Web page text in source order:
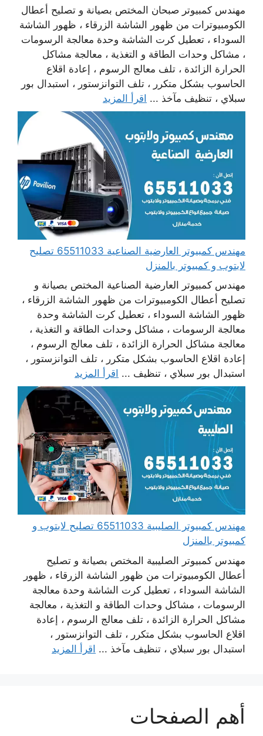
مهندس كمبيوتر صبحان المختص بصيانة و تصليح أعطال
الكومبيوترات من ظهور الشاشة الزرقاء ، ظهور الشاشة
السوداء ، تعطيل كرت الشاشة وحدة معالجة الرسومات
، مشاكل وحدات الطاقة و التغذية ، معالجة مشاكل
الحرارة الزائدة ، تلف معالج الرسوم ، إعادة اقلاع
الحاسوب بشكل متكرر ، تلف التوانزستور ، استبدال بور
سبلاي ، تنظيف مآخذ ... اقرأ المزيد
مهندس كمبيوتر العارضية الصناعية 65511033 تصليح
لابتوب و كمبيوتر بالمنزل
مهندس كمبيوتر العارضية الصناعية المختص بصيانة و
تصليح أعطال الكومبيوترات من ظهور الشاشة الزرقاء ،
ظهور الشاشة السوداء ، تعطيل كرت الشاشة وحدة
معالجة الرسومات ، مشاكل وحدات الطاقة و التغذية ،
معالجة مشاكل الحرارة الزائدة ، تلف معالج الرسوم ،
إعادة اقلاع الحاسوب بشكل متكرر ، تلف التوانزستور ،
استبدال بور سبلاي ، تنظيف ... اقرأ المزيد
مهندس كمبيوتر الصليبية 65511033 تصليح لابتوب و
كمبيوتر بالمنزل
مهندس كمبيوتر الصليبية المختص بصيانة و تصليح
أعطال الكومبيوترات من ظهور الشاشة الزرقاء ، ظهور
الشاشة السوداء ، تعطيل كرت الشاشة وحدة معالجة
الرسومات ، مشاكل وحدات الطاقة و التغذية ، معالجة
مشاكل الحرارة الزائدة ، تلف معالج الرسوم ، إعادة
اقلاع الحاسوب بشكل متكرر ، تلف التوانزستور ،
استبدال بور سبلاي ، تنظيف مآخذ ... اقرأ المزيد
أهم الصفحات